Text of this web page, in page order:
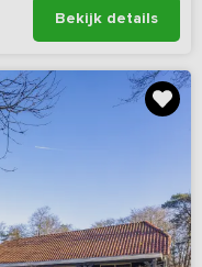
Bekijk details